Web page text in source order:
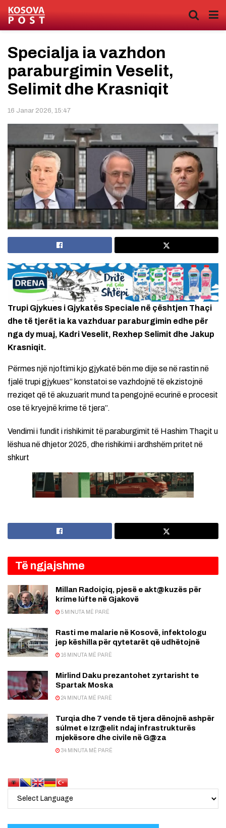
Specialja ia vazhdon
paraburgimin Veselit,
Selimit dhe Krasniqit
16 Janar 2026, 15:47
Trupi Gjykues i Gjykatës Speciale në çështjen Thaçi
dhe të tjerët ia ka vazhduar paraburgimin edhe për
nga dy muaj, Kadri Veselit, Rexhep Selimit dhe Jakup
Krasniqit.
Përmes një njoftimi kjo gjykatë bën me dije se në rastin në
fjalë trupi gjykues” konstatoi se vazhdojnë të ekzistojnë
rreziqet që të akuzuarit mund ta pengojnë ecurinë e procesit
ose të kryejnë krime të tjera”.
Vendimi i fundit i rishikimit të paraburgimit të Hashim Thaçit u
lëshua në dhjetor 2025, dhe rishikimi i ardhshëm pritet në
shkurt
Të ngjajshme
Millan Radoiçiq, pjesë e akt@kuzës për
kríme lúfte në Gjakovë
5 MINUTA MË PARË
Rasti me malarie në Kosovë, infektologu
jep këshilla për qytetarët që udhëtojnë
16 MINUTA MË PARË
Mirlind Daku prezantohet zyrtarisht te
Spartak Moska
24 MINUTA MË PARË
Turqia dhe 7 vende të tjera dënojnë ashpër
súlmet e Izr@elit ndaj infrastrukturës
mjekësore dhe civile në G@za
34 MINUTA MË PARË